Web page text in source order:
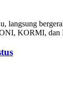
KORMI,